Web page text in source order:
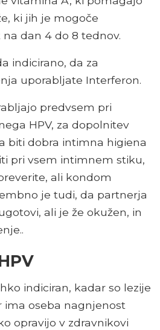
ki jih je mogoče
dan 4 do 8 tednov.
indicirano, da za
uporabljate Interferon.
predvsem pri
HPV, za dopolnitev
biti dobra intimna higiena
pri vsem intimnem stiku,
ali kondom
je tudi, da partnerja
ali je že okužen, in
indiciran, kadar so lezije
ima oseba nagnjenost
opravijo v zdravnikovi